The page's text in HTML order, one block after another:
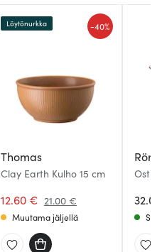
Thomas
Clay Earth Kulho 15 cm
12.60 € 21.00 €
-40%
Löytönurkka
Muutama jäljellä